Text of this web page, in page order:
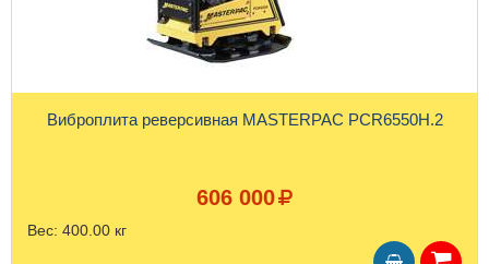
Виброплита реверсивная MASTERPAC PCR6550H.2
606 000
Вес: 400.00 кг